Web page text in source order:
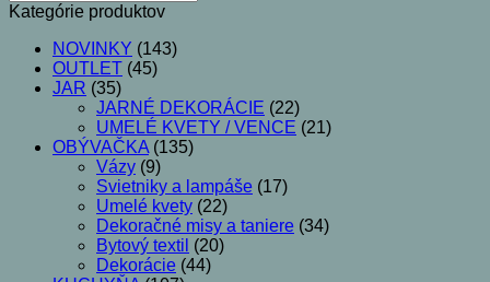
Kategórie produktov
NOVINKY (143)
OUTLET (45)
JAR (35)
JARNÉ DEKORÁCIE (22)
UMELÉ KVETY / VENCE (21)
OBÝVAČKA (135)
Vázy (9)
Svietniky a lampáše (17)
Umelé kvety (22)
Dekoračné misy a taniere (34)
Bytový textil (20)
Dekorácie (44)